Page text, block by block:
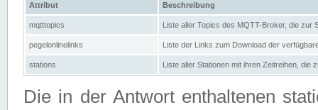
Attribut Beschreibung
mqtttopics Liste aller Topics des MQTT-Broker, die zur
pegelonlinelinks Liste der Links zum Download der
stations Liste aller Stationen mit ihren Zeitreihen, die
Die in der Antwort enthaltenen